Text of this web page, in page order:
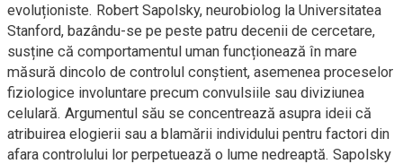
evoluționiste. Robert Sapolsky, neurobiolog la Universitatea
Stanford, bazându-se pe peste patru decenii de cercetare,
susține că comportamentul uman funcționează în mare
măsură dincolo de controlul conștient, asemenea proceselor
fiziologice involuntare precum convulsiile sau diviziunea
celulară. Argumentul său se concentrează asupra ideii că
atribuirea elogierii sau a blamării individului pentru factori din
afara controlului lor perpetuează o lume nedreaptă. Sapolsky